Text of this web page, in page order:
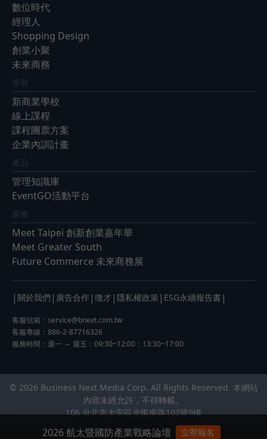
數位時代
經理人
Shopping Design
創業小聚
未來商務
學習
新商業學校
線上課程
課程團票方案
企業內訓計畫
產品
管理知識庫
EventGO活動平台
展會
Meet Taipei 創新創業嘉年華
Meet Greater South
Future Commerce 未來商務展
| 關於我們 | 廣告合作 | 徵才 | 隱私權政策 | ESG永續報告書 |
客服信箱： service@bnext.com.tw
客服專線：886-2-87716326
服務時間：週一 ～ 週五：09:30~12:00；13:30~17:00
© 2026 Business Next Media Corp. All Rights Reserved. 本網站
內容未經允許，不得轉載。
106 台北市大安區光復南路102號9樓
2026 航太暨國防產業戰略論壇 立即報名